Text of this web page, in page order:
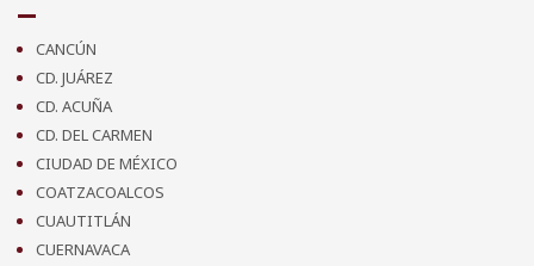
CANCÚN
CD. JUÁREZ
CD. ACUÑA
CD. DEL CARMEN
CIUDAD DE MÉXICO
COATZACOALCOS
CUAUTITLÁN
CUERNAVACA